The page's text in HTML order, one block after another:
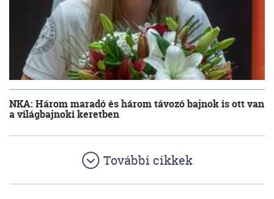
NKA: Három maradó és három távozó bajnok is ott van
a világbajnoki keretben
További cikkek